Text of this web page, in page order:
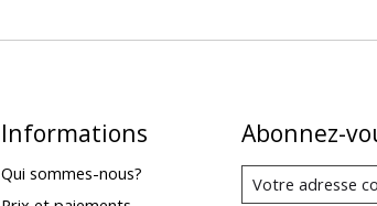
Informations
Qui sommes-nous?
Abonnez-